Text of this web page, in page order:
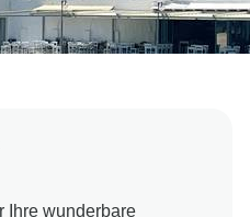
Ihre wunderbare